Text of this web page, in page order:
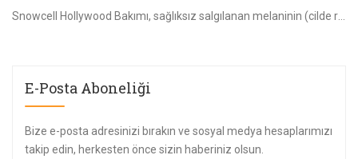
E-Posta Aboneliği
Bize e-posta adresinizi bırakın ve sosyal medya hesaplarımızı
takip edin, herkesten önce sizin haberiniz olsun.